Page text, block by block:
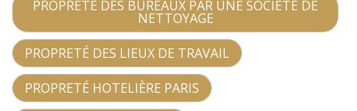
PROPRETÉ DES BUREAUX PAR UNE SOCIÉTÉ DE
NETTOYAGE
PROPRETÉ DES LIEUX DE TRAVAIL
PROPRETÉ HOTELIÈRE PARIS